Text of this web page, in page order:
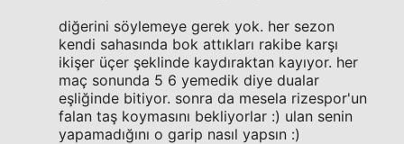
diğerini söylemeye gerek yok. her sezon
kendi sahasında bok attıkları rakibe karşı
ikişer üçer şeklinde kaydıraktan kayıyor. her
maç sonunda 5 6 yemedik diye dualar
eşliğinde bitiyor. sonra da mesela rizespor'un
falan taş koymasını bekliyorlar :) ulan senin
yapamadığını o garip nasıl yapsın :)